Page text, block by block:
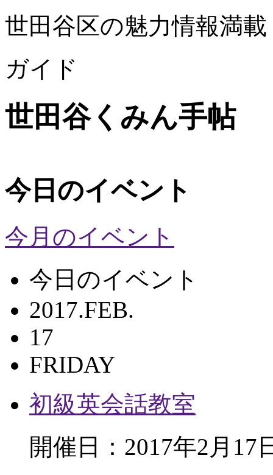
世田谷区の魅力情報満載
ガイド
世田谷くみん手帖
今日のイベント
今月のイベント
今日のイベント
2017.FEB.
17
FRIDAY
初級英会話教室
開催日：2017年2月17